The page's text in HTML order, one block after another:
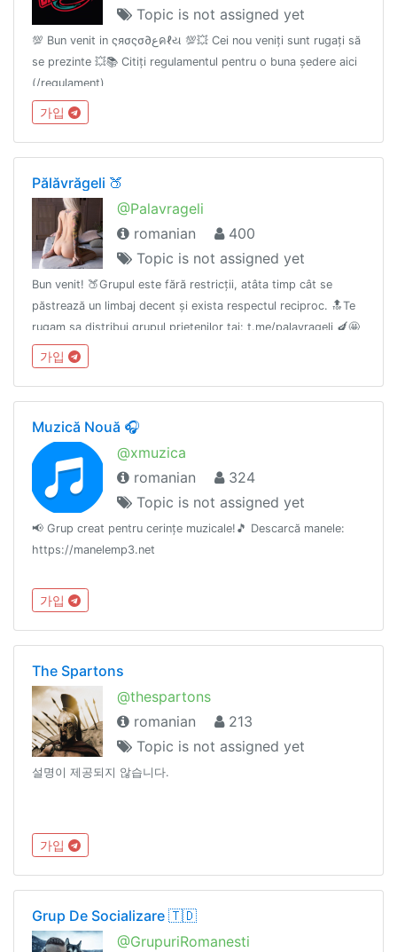
Topic is not assigned yet
💯 Bun venit in ςяσςσ∂عคℓય 💯💥 Cei nou veniți sunt rugați să
se prezinte 💥📚 Citiți regulamentul pentru o buna ședere aici
(/regulament)
가입
Pălăvrăgeli 🍑
@Palavrageli
romanian
400
Topic is not assigned yet
Bun venit! 🍑Grupul este fără restricții, atâta timp cât se
păstrează un limbaj decent și exista respectul reciproc. 🔝Te
rugam sa distribui grupul prietenilor tai: t.me/palavrageli 🍆🤩
🤩🤩🤩Grup: t.me/palavrageliCanal: t.me/eroticro
가입
Muzică Nouă 🎧
@xmuzica
romanian
324
Topic is not assigned yet
📢 Grup creat pentru cerințe muzicale!🎵 Descarcă manele:
https://manelemp3.net
가입
The Spartons
@thespartons
romanian
213
Topic is not assigned yet
설명이 제공되지 않습니다.
가입
Grup De Socializare 🇹🇩
@GrupuriRomanesti